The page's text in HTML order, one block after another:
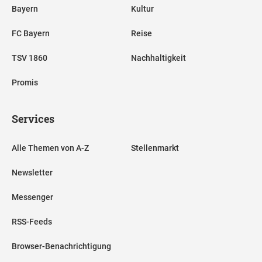
Bayern
FC Bayern
TSV 1860
Promis
Kultur
Reise
Nachhaltigkeit
Services
Alle Themen von A-Z
Newsletter
Messenger
RSS-Feeds
Browser-Benachrichtigung
Stellenmarkt